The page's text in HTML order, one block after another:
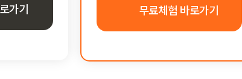
가기 무료체험 바로가기